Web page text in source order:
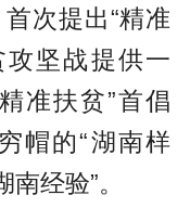
次提出“精准
坚战提供一
准扶贫”首倡
帽的“湖南样
经验”。